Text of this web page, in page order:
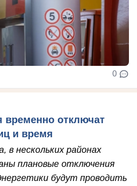
0
временно отключат
и время
в нескольких районах
плановые отключения
будут проводить